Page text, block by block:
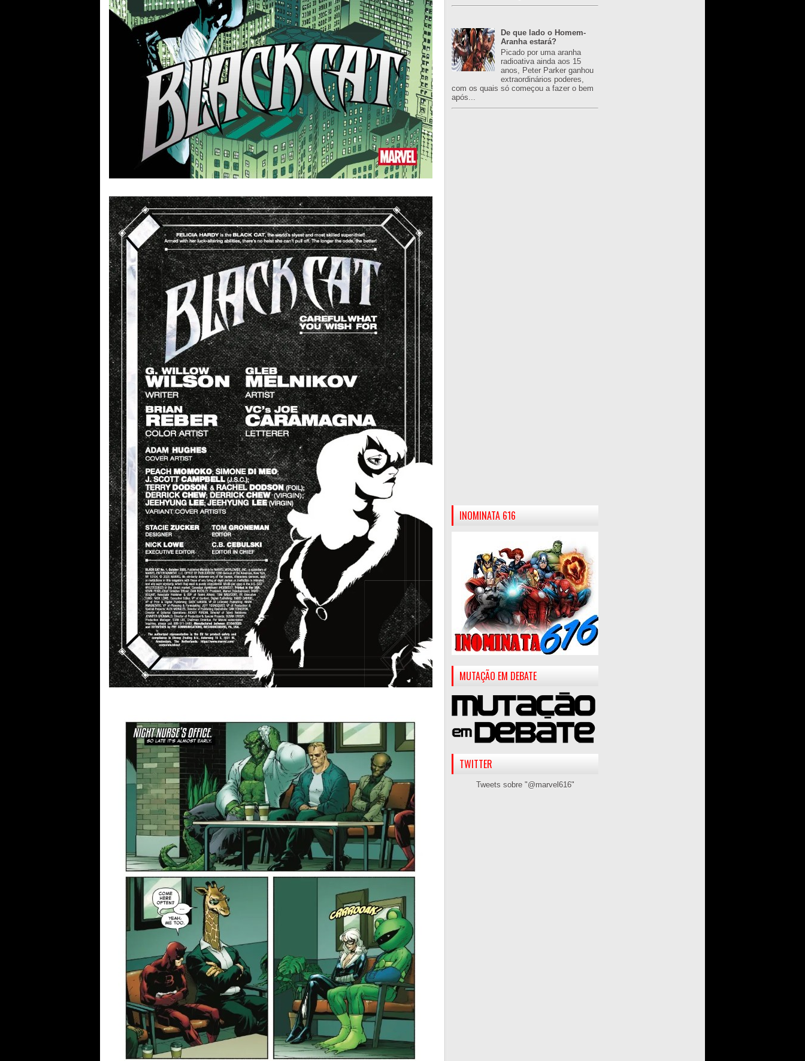
De que lado o Homem-
Aranha estará?
Picado por uma aranha
radioativa ainda aos 15
anos, Peter Parker ganhou
extraordinários poderes,
com os quais só começou a fazer o bem
após...
INOMINATA 616
MUTAÇÃO EM DEBATE
TWITTER
Tweets sobre "@marvel616"